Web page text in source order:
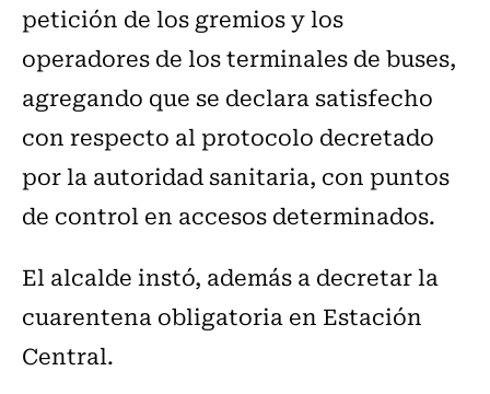
petición de los gremios y los
operadores de los terminales de buses,
agregando que se declara satisfecho
con respecto al protocolo decretado
por la autoridad sanitaria, con puntos
de control en accesos determinados.
El alcalde instó, además a decretar la
cuarentena obligatoria en Estación
Central.